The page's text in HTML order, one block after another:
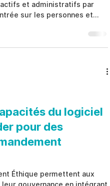
et administratifs par
sur les personnes et
après qu’un incident
Proactive permet
de gouvernance, de
éthique et de maintenir la
du logiciel
pour des
Éthique permettent aux